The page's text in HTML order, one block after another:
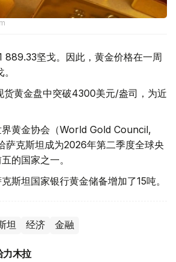
889.33坚戈。因此，黄金价格在一周
货黄金盘中突破4300美元/盎司，为近
界黄金协会（World Gold Council,
萨克斯坦成为2026年第二季度全球央
的国家之一。
斯坦国家银行黄金储备增加了15吨。
坦 经济 金融
力木拉